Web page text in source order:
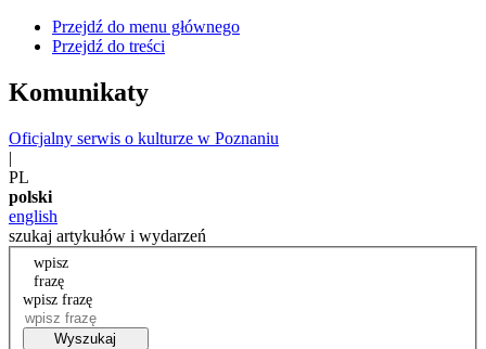
Przejdź do menu głównego
Przejdź do treści
Komunikaty
Oficjalny serwis o kulturze w Poznaniu
|
PL
polski
english
szukaj artykułów i wydarzeń
wpisz
frazę
wpisz frazę
Wyszukaj